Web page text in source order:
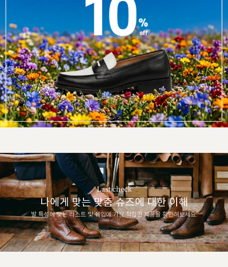
Last check
나에게 맞는 맞춤 슈즈에 대한 이해
발 특성에 맞는 라스트 및 쉐입에 가장 적합한 제품을 확인해보세요.